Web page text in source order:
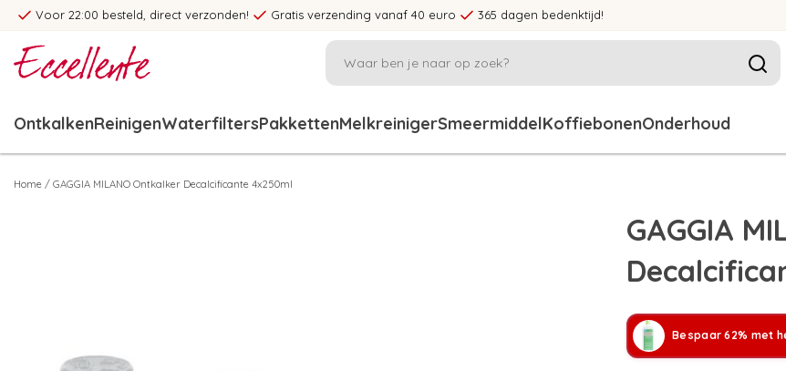
Voor 22:00 besteld, direct verzonden! Gratis verzending vanaf 40 euro 365 dagen bedenktijd!
OntkalkenReinigenWaterfiltersPakkettenMelkreinigerSmeermiddelKoffiebonenOnderhoud
Home / GAGGIA MILANO Ontkalker Decalcificante 4x250ml
GAGGIA
Bespaar 62% met